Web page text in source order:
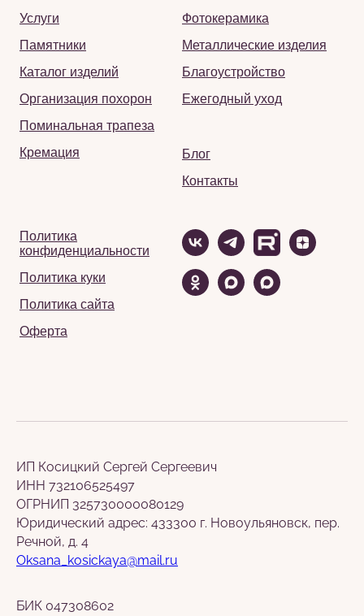
Услуги
Памятники
Каталог изделий
Организация похорон
Поминальная трапеза
Кремация
Фотокерамика
Металлические изделия
Благоустройство
Ежегодный уход
Блог
Контакты
Политика
конфиденциальности
Политика куки
Политика сайта
Оферта
ИП Косицкий Сергей Сергеевич
ИНН 732106525497
ОГРНИП 325730000080129
Юридический адрес: 433300 г. Новоульяновск, пер.
Речной, д. 4
Oksana_kosickaya@mail.ru
БИК 047308602